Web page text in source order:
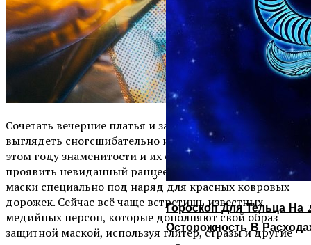
Гороскоп Для Тельца На
Осторожность В
Сочетать вечерние платья и защитные маски, при этом
выглядеть сногсшибательно и супер модно? Легко! В
этом году знаменитости и их стилисты решили
проявить невиданный раннее креатив, подобрав
маски специально под наряд для красных ковровых
дорожек. Сейчас всё чаще встретишь известных
медийных персон, которые дополняют свой образ
защитной маской, используя глитер, стразы и другие